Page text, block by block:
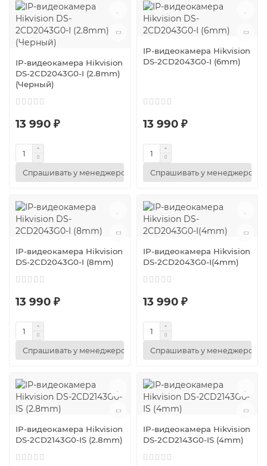
IP-видеокамера Hikvision
DS-2CD2043G0-I (2.8mm)
(Черный)
13 990 ₽
Спрашивать у менеджеров
IP-видеокамера Hikvision
DS-2CD2043G0-I (6mm)
13 990 ₽
Спрашивать у менеджеров
IP-видеокамера Hikvision
DS-2CD2043G0-I (8mm)
13 990 ₽
Спрашивать у менеджеров
IP-видеокамера Hikvision
DS-2CD2043G0-I(4mm)
13 990 ₽
Спрашивать у менеджеров
IP-видеокамера Hikvision
DS-2CD2143G0-IS (2.8mm)
IP-видеокамера Hikvision
DS-2CD2143G0-IS (4mm)